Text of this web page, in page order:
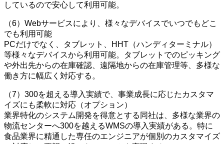
しているので安心して利用可能。
（6）Webサービスにより、様々なデバイスでいつでもどこ
でも利用可能
PCだけでなく、タブレット、HHT（ハンディターミナル）
等様々なデバイスから利用可能。タブレットでのピッキング
や外出先からの在庫確認、遠隔地からの在庫管理等、多様な
働き方に幅広く対応する。
（7）300を超える導入実績で、事業成長に応じたカスタマ
イズにも柔軟に対応（オプション）
業界特化のシステム開発を得意とする同社は、多様な業界の
物流センターへ300を越えるWMSの導入実績がある。特に
食品業界に精通した専任のエンジニアが個別のカスタマイズ